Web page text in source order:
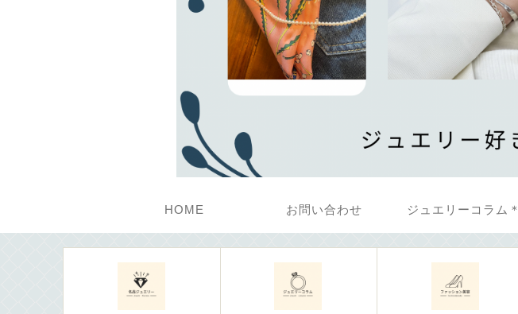
HOME お問い合わせ ジュエリーコラム＊